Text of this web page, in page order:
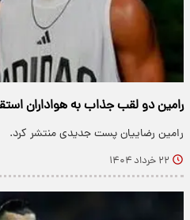
رامین دو لقب جذاب به هواداران
رامین رضاییان پست جدیدی منتشر کرد.
۲۲ خرداد ۱۴۰۴